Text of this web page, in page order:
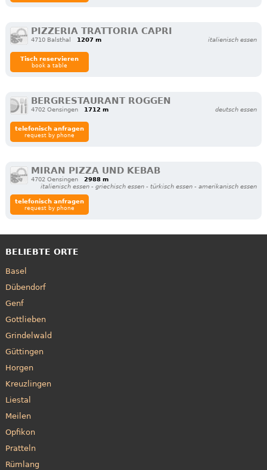
PIZZERIA TRATTORIA CAPRI
4710 Balsthal 1207 m italienisch essen
Tisch reservieren
book a table
BERGRESTAURANT ROGGEN
4702 Oensingen 1712 m deutsch essen
telefonisch anfragen
request by phone
MIRAN PIZZA UND KEBAB
4702 Oensingen
2988 m
italienisch essen - griechisch essen - türkisch essen - amerikanisch essen
telefonisch anfragen
request by phone
BELIEBTE ORTE
Basel
Dübendorf
Genf
Gottlieben
Grindelwald
Güttingen
Horgen
Kreuzlingen
Liestal
Meilen
Opfikon
Pratteln
Rümlang